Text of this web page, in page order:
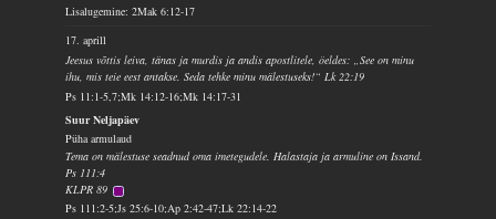
Lisalugemine: 2Mak 6:12-17
17. aprill
Jeesus võttis leiva, tänas ja murdis ja andis apostlitele, öeldes: „See on minu
ihu, mis teie eest antakse. Seda tehke minu mälestuseks!“ Lk 22:19
Ps 11:1-5,7;Mk 14:12-16;Mk 14:17-31
Suur Neljapäev
Püha armulaud
Tema on mälestuse seadnud oma imetegudele. Halastaja ja armuline on Issand.
Ps 111:4
KLPR 89
Ps 111:2-5;Js 25:6-10;Ap 2:42-47;Lk 22:14-22